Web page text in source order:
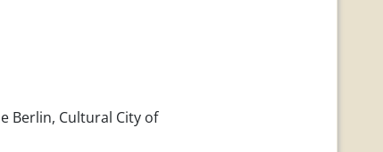
Berlin, Cultural City of